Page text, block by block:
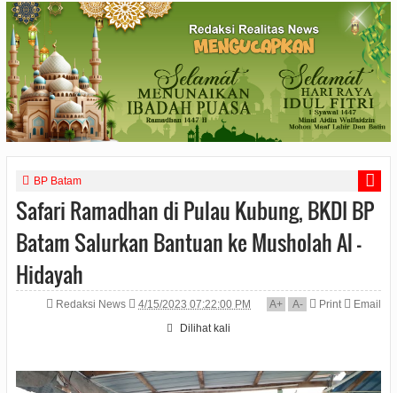
BP Batam
Safari Ramadhan di Pulau Kubung, BKDI BP
Batam Salurkan Bantuan ke Musholah Al -
Hidayah
Redaksi News 4/15/2023 07:22:00 PM A+ A- Print
Email
Dilihat kali